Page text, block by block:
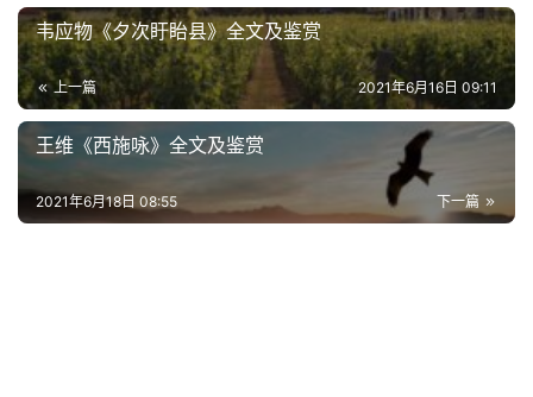
词
好
句
经
歌
词
韦应物《夕次盱眙县》全文及鉴赏
上一篇 2021年6月16日 09:11
王维《西施咏》全文及鉴赏
下一篇
2021年6月18日 08:55